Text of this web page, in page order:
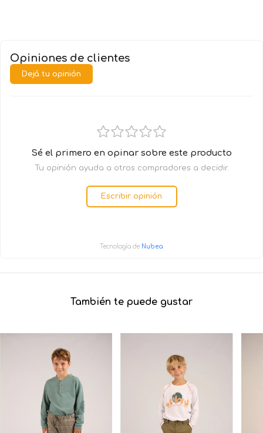
Opiniones de clientes
Dejá tu opinión
Sé el primero en opinar sobre este producto
Tu opinión ayuda a otros compradores a decidir.
Escribir opinión
Tecnología de Nubea
También te puede gustar